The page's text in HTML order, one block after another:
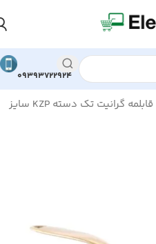
09393722924
قابلمه گرانیت تک دسته KZP سایز 16 (شیرجوش)